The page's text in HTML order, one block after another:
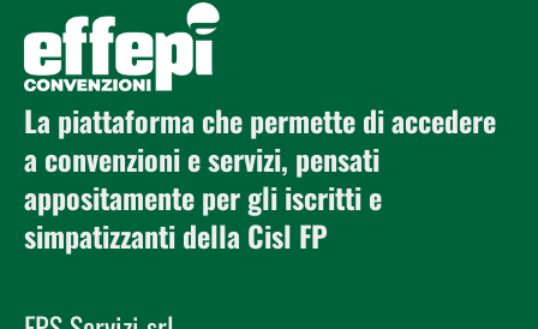
La piattaforma che permette di accedere
a convenzioni e servizi, pensati
appositamente per gli iscritti e
simpatizzanti della Cisl FP